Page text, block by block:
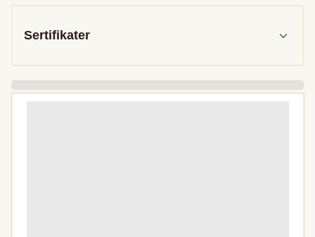
Sertifikater